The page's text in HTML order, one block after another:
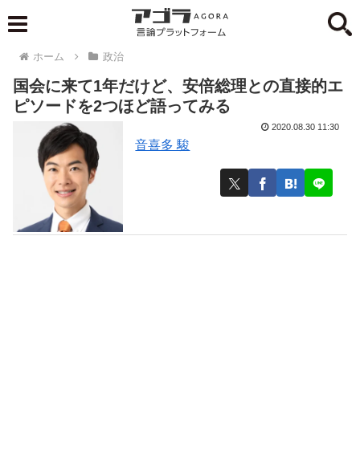
ホーム 政治
国会に来て1年だけど、安倍総理との直接的エ
ピソードを2つほど語ってみる
音喜多 駿
2020.08.30 11:30